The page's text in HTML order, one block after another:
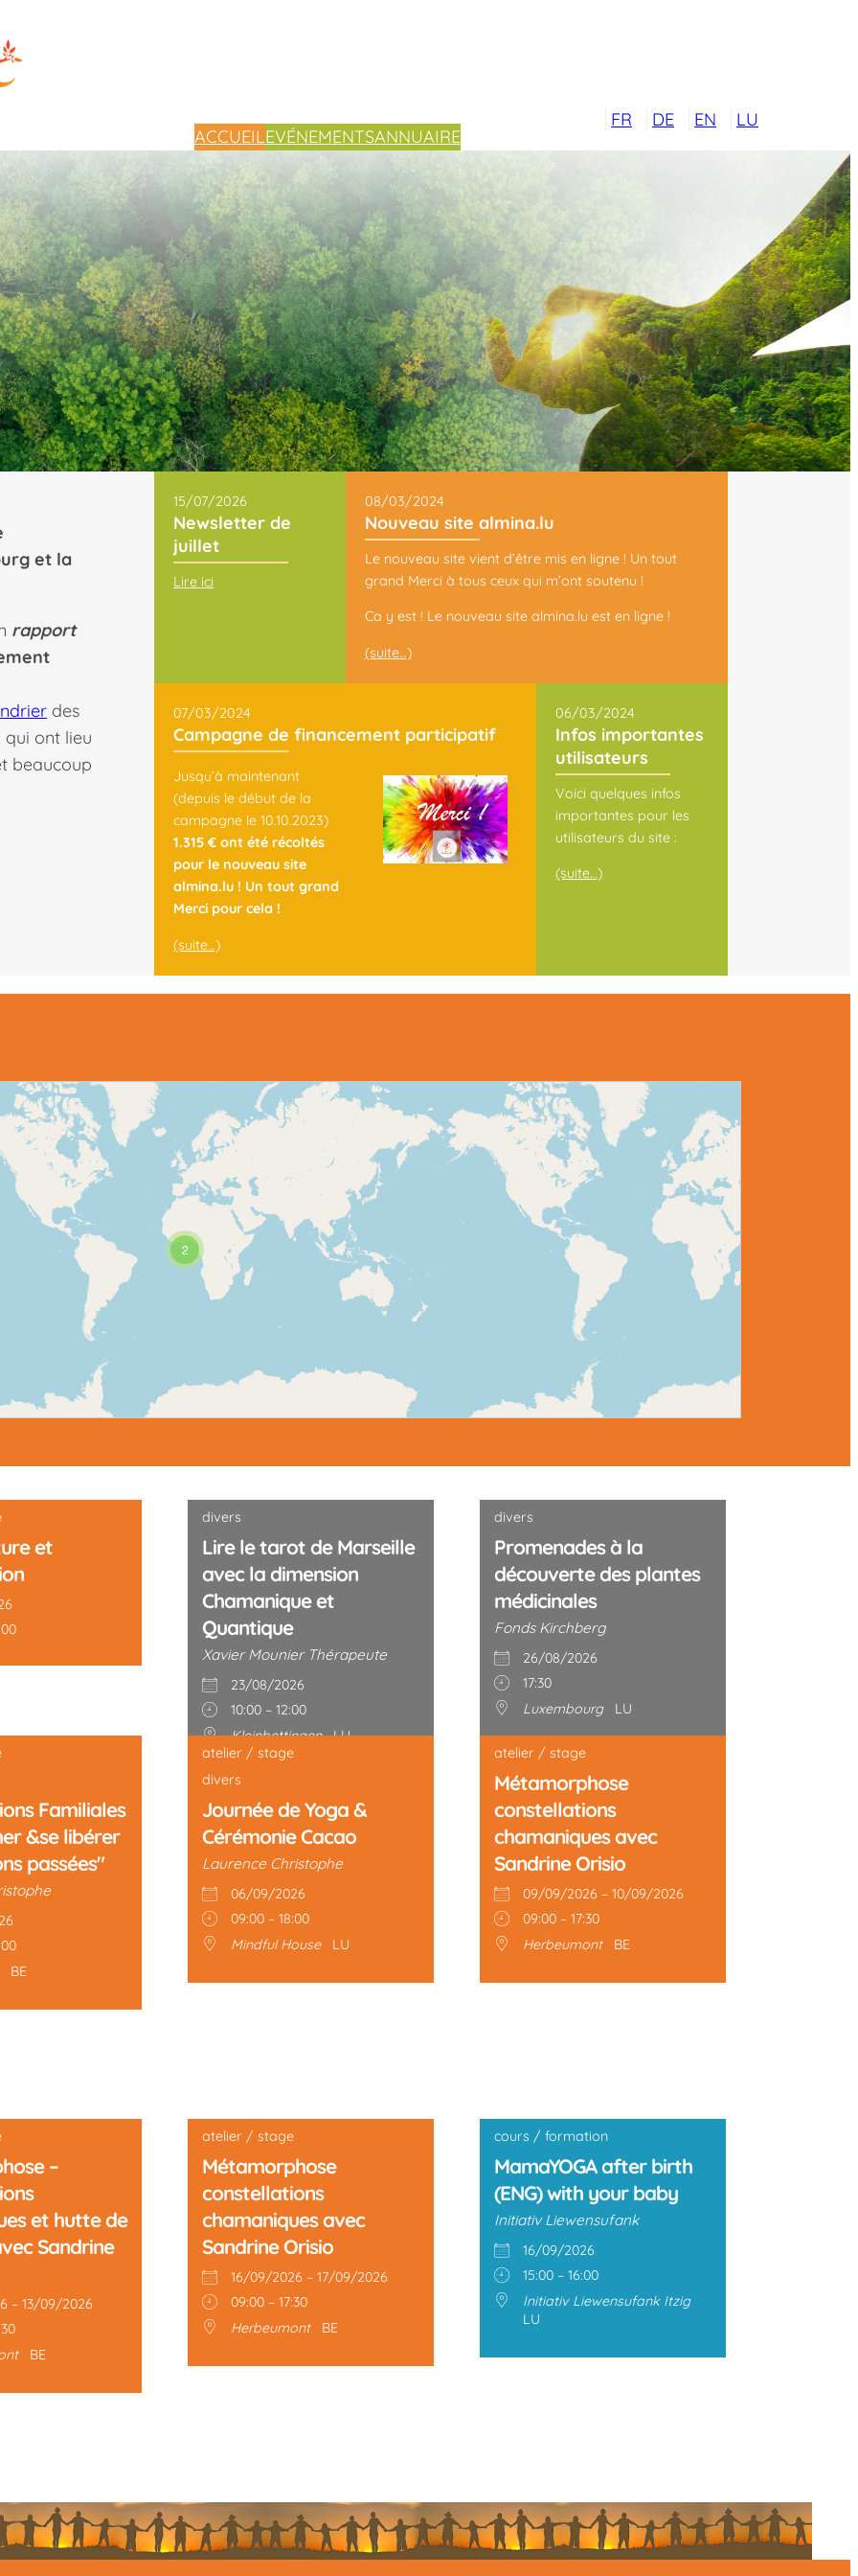
ACCUEILEVÉNEMENTSANNUAIRE
FR DE EN LU
et la
rapport
des
qui ont lieu
beaucoup
15/07/2026
Newsletter de
juillet
Lire ici
08/03/2024
Nouveau site almina.lu
Le nouveau site vient d’être mis en ligne ! Un tout
grand Merci à tous ceux qui m’ont soutenu !
Ca y est ! Le nouveau site almina.lu est en ligne !
(suite…)
07/03/2024
Campagne de financement participatif
Jusqu’à maintenant
(depuis le début de la
campagne le 10.10.2023)
1.315 € ont été récoltés
pour le nouveau site
almina.lu ! Un tout grand
Merci pour cela !
(suite…)
06/03/2024
Infos importantes
utilisateurs
Voici quelques infos
importantes pour les
utilisateurs du site :
(suite…)
2
et
divers
Lire le tarot de Marseille
avec la dimension
Chamanique et
Quantique
Xavier Mounier Thérapeute
23/08/2026
10:00 – 12:00
Kleinbettingen LU
divers
Promenades à la
découverte des plantes
médicinales
Fonds Kirchberg
26/08/2026
17:30
Luxembourg
LU
Familiales
&se libérer
passées"
BE
atelier / stage
divers
Journée de Yoga &
Cérémonie Cacao
Laurence Christophe
06/09/2026
09:00 – 18:00
Mindful House
LU
atelier / stage
Métamorphose
constellations
chamaniques avec
Sandrine Orisio
09/09/2026 – 10/09/2026
09:00 – 17:30
Herbeumont
BE
–
et hutte de
Sandrine
– 13/09/2026
BE
atelier / stage
Métamorphose
constellations
chamaniques avec
Sandrine Orisio
16/09/2026 – 17/09/2026
09:00 – 17:30
Herbeumont
BE
cours / formation
MamaYOGA after birth
(ENG) with your baby
Initiativ Liewensufank
16/09/2026
15:00 – 16:00
Initiativ Liewensufank Itzig
LU